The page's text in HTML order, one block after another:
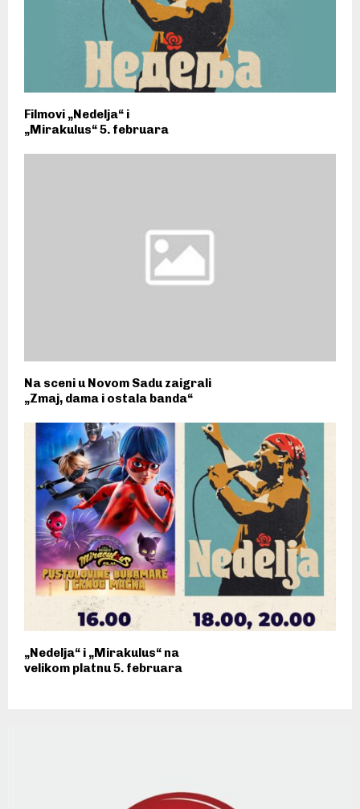
Filmovi „Nedelja“ i
„Mirakulus“ 5. februara
Na sceni u Novom Sadu zaigrali
„Zmaj, dama i ostala banda“
„Nedelja“ i „Mirakulus“ na
velikom platnu 5. februara